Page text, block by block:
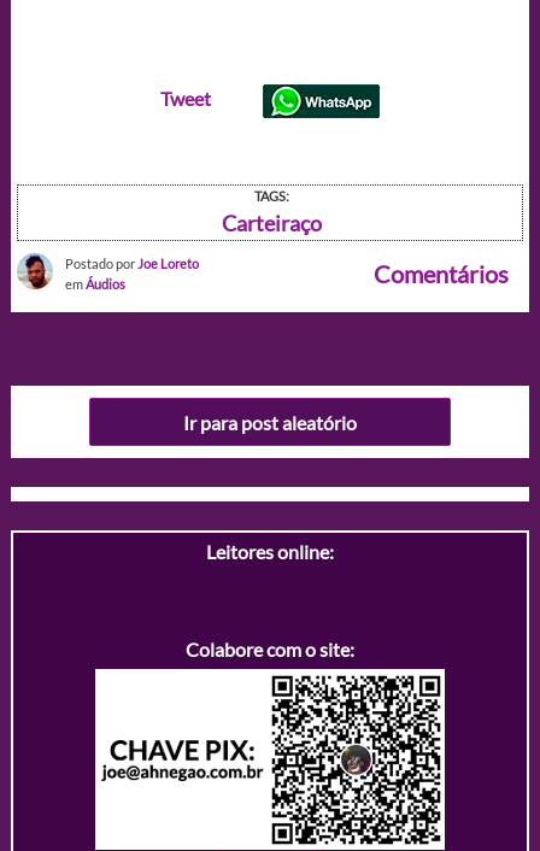
Tweet
TAGS:
Carteiraço
Postado por Joe Loreto
emÁudios Comentários
Ir para post aleatório
Leitores online:
Colabore com o site: